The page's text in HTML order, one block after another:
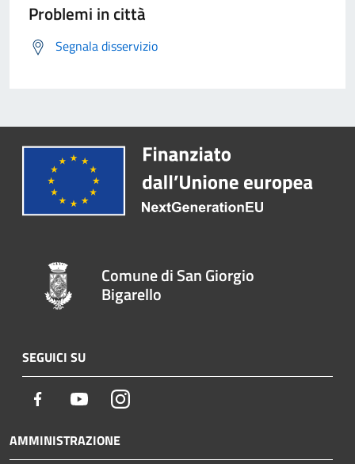
Problemi in città
Segnala disservizio
Comune di San Giorgio
Bigarello
SEGUICI SU
Facebook YoutubeInstagram
AMMINISTRAZIONE